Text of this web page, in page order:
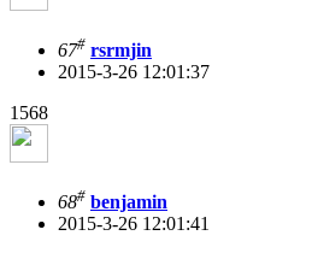
67# rsrmjin
2015-3-26 12:01:37
1568
68# benjamin
2015-3-26 12:01:41